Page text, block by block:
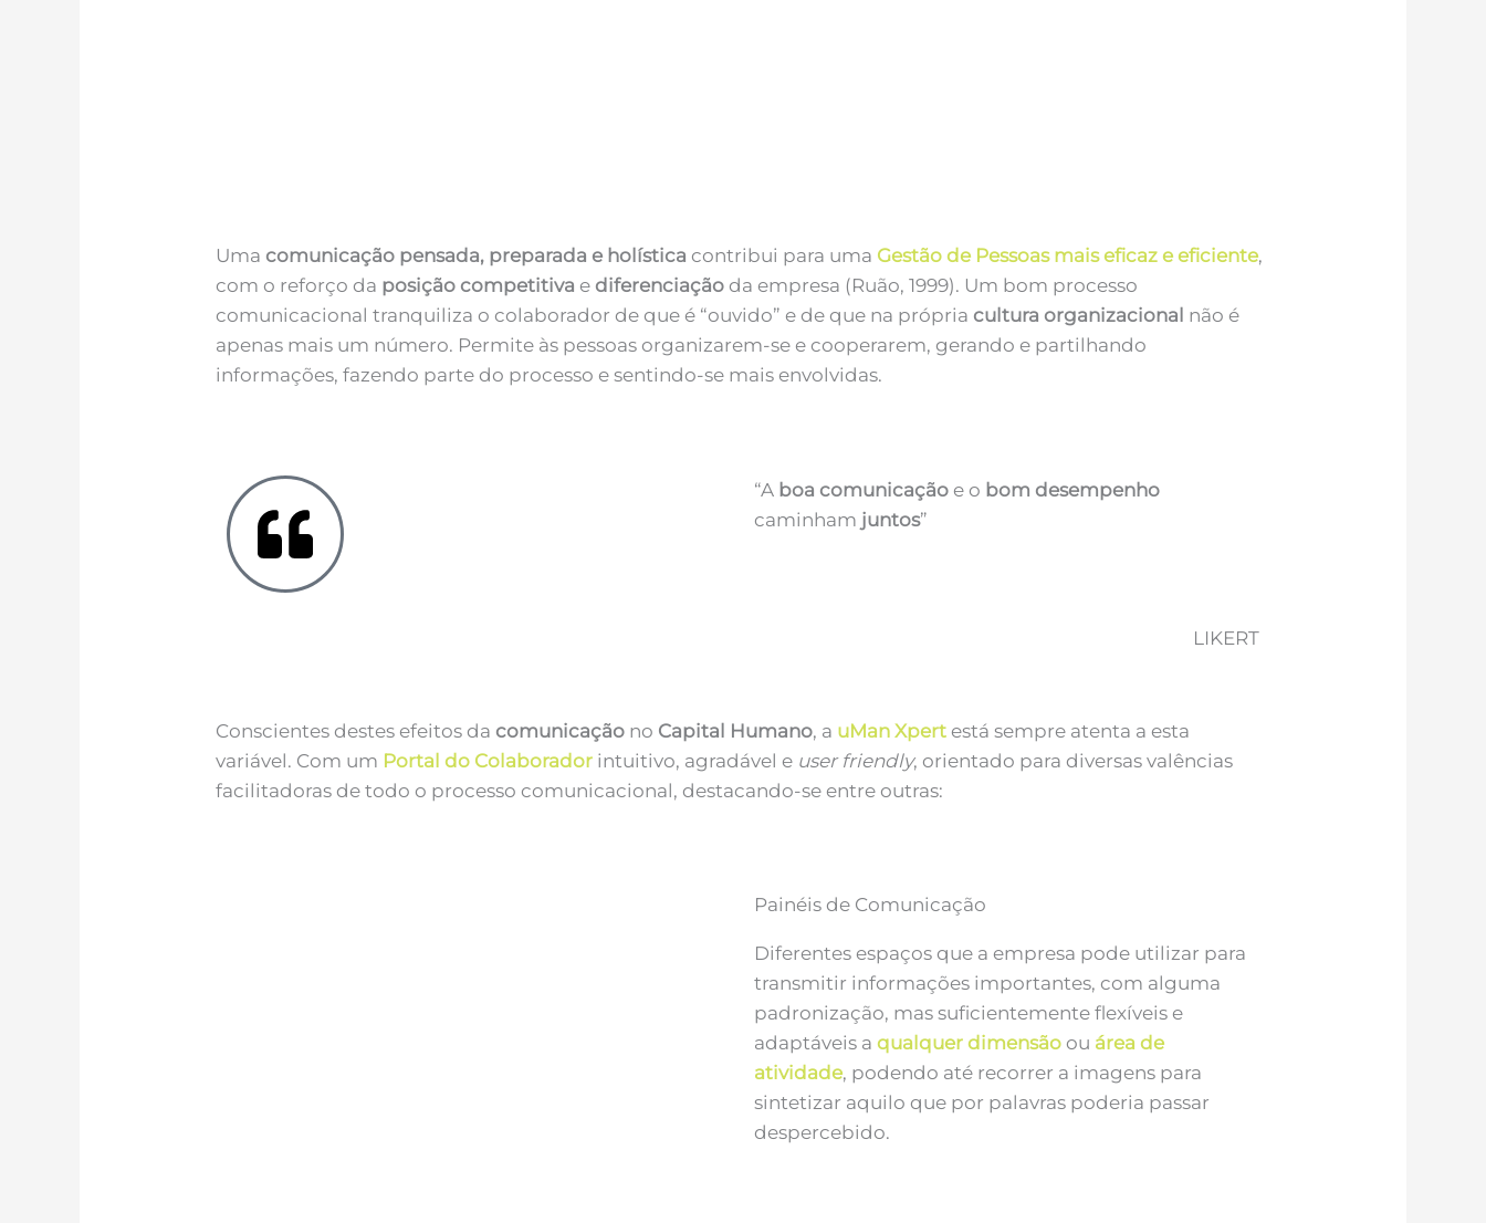
Uma comunicação pensada, preparada e holística contribui para uma Gestão de Pessoas mais eficaz e eficiente,
com o reforço da posição competitivae diferenciação da empresa (Ruão, 1999). Um bom processo
comunicacional tranquiliza o colaborador de que é “ouvido” e de que na própria cultura organizacional não é
apenas mais um número. Permite às pessoas organizarem-se e cooperarem, gerando e partilhando
informações, fazendo parte do processo e sentindo-se mais envolvidas.
“A boa comunicação e o bom desempenho
caminham juntos”
LIKERT
Conscientes destes efeitos da comunicação no Capital Humano, a uMan Xpert está sempre atenta a esta
variável. Com um Portal do Colaborador intuitivo, agradável e user friendly, orientado para diversas valências
facilitadoras de todo o processo comunicacional, destacando-se entre outras:
Painéis de Comunicação
Diferentes espaços que a empresa pode utilizar para
transmitir informações importantes, com alguma
padronização, mas suficientemente flexíveis e
adaptáveis a qualquer dimensão ou área de
atividade, podendo até recorrer a imagens para
sintetizar aquilo que por palavras poderia passar
despercebido.